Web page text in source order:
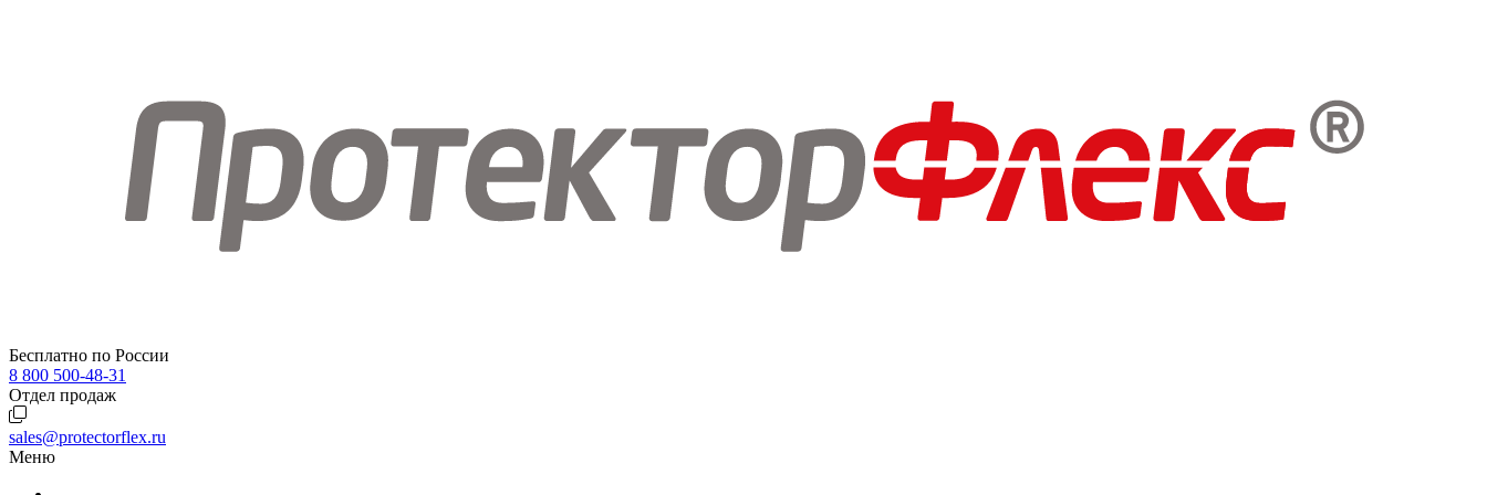
Бесплатно по России
8 800 500-48-31
Отдел продаж
sales@protectorflex.ru
Меню